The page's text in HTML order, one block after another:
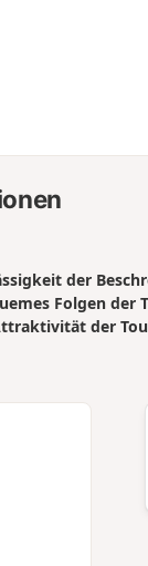
der
Folgen der
der